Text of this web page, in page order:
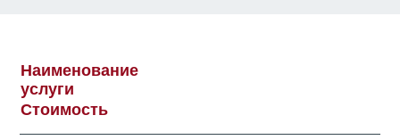
Наименование
услуги
Стоимость